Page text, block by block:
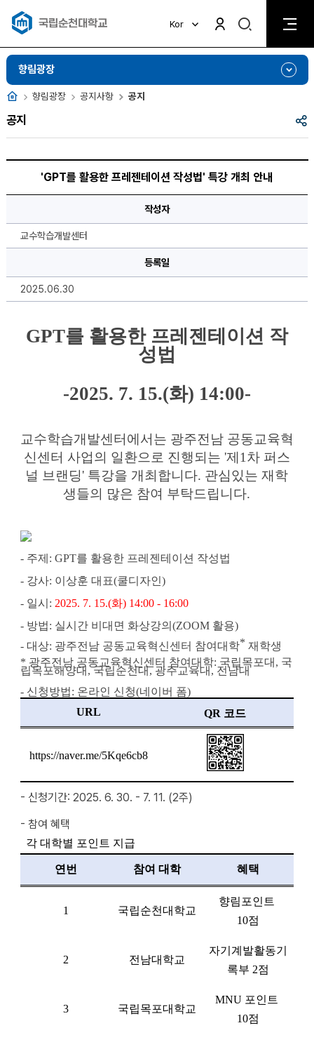
Kor
활
검
비
활
성
화
향림광장
홈 향림광장 공지사항 공지
공지
공
용
레
작
특
'GPT를 활용한 프레젠테이션 작성법' 특강 개최 안내
작성자
교수학습개발센터
등록일
2025.06.30
GPT를 활용한 프레젠테이션 작
성법
-2025. 7. 15.(화) 14:00-
교수학습개발센터에서는 광주전남 공동교육혁
신센터 사업의 일환으로 진행되는 '제1차 퍼스
널 브랜딩' 특강을 개최합니다. 관심있는 재학
생들의 많은 참여 부탁드립니다.
- 주제: GPT를 활용한 프레젠테이션 작성법
- 강사: 이상훈 대표(쿨디자인)
- 일시: 2025. 7. 15.(화) 14:00 - 16:00
- 방법: 실시간 비대면 화상강의(ZOOM 활용)
- 대상: 광주전남 공동교육혁신센터 참여대학* 재학생
* 광주전남 공동교육혁신센터 참여대학: 국립목포대, 국
립목포해양대, 국립순천대, 광주교육대, 전남대
- 신청방법: 온라인 신청(네이버 폼)
URL
QR 코드
https://naver.me/5Kqe6cb8
- 신청기간: 2025. 6. 30. - 7. 11. (2주)
- 참여 혜택
각 대학별 포인트 지급
연번 참여 대학 혜택
1 국립순천대학교
향림포인트
10점
2 전남대학교
자기계발활동기
록부 2점
3 국립목포대학교
MNU
10점